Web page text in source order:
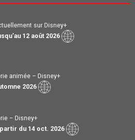
sur Disney+
12 août 2026
animée – Disney+
2026
– Disney+
du 14 oct. 2026